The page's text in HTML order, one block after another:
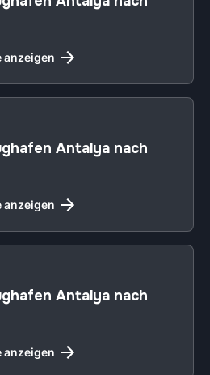
anzeigen
Antalya nach
anzeigen
Antalya nach
anzeigen